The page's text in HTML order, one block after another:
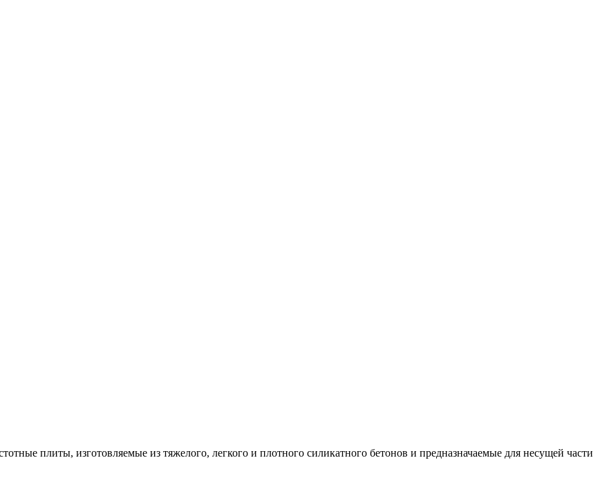
плиты, изготовляемые из тяжелого, легкого и плотного силикатного бетонов и предназначаемые для несущей части